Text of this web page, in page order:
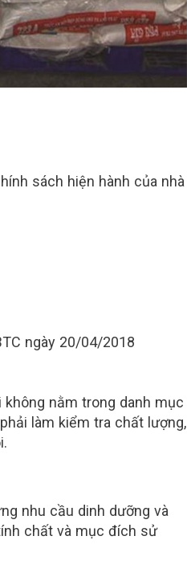
sách hiện hành của nhà
ngày 20/04/2018
nằm trong danh mục
làm kiểm tra chất lượng,
nhu cầu dinh dưỡng và
chất và mục đích sử